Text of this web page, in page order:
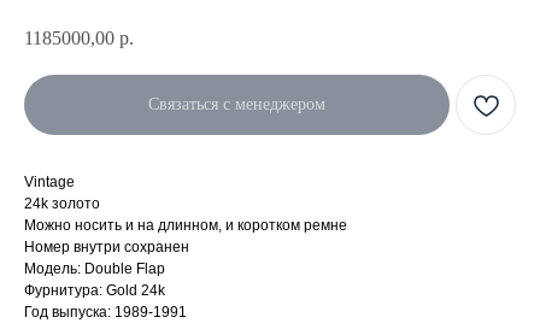
1185000,00 р.
Связаться с менеджером
Vintage
24k золото
Можно носить и на длинном, и коротком ремне
Номер внутри сохранен
Модель: Double Flap
Фурнитура: Gold 24k
Год выпуска: 1989-1991